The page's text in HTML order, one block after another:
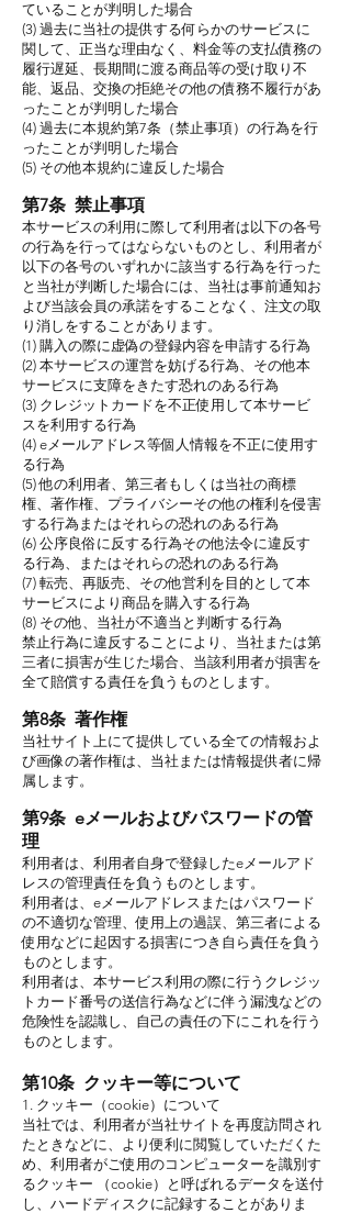
ていることが判明した場合
(3) 過去に当社の提供する何らかのサービスに
関して、正当な理由なく、料金等の支払債務の
履行遅延、長期間に渡る商品等の受け取り不
能、返品、交換の拒絶その他の債務不履行があ
ったことが判明した場合
(4) 過去に本規約第7条（禁止事項）の行為を行
ったことが判明した場合
(5) その他本規約に違反した場合
第7条 禁止事項
本サービスの利用に際して利用者は以下の各号
の行為を行ってはならないものとし、利用者が
以下の各号のいずれかに該当する行為を行った
と当社が判断した場合には、当社は事前通知お
よび当該会員の承諾をすることなく、注文の取
り消しをすることがあります。
(1) 購入の際に虚偽の登録内容を申請する行為
(2) 本サービスの運営を妨げる行為、その他本
サービスに支障をきたす恐れのある行為
(3) クレジットカードを不正使用して本サービ
スを利用する行為
(4) eメールアドレス等個人情報を不正に使用す
る行為
(5) 他の利用者、第三者もしくは当社の商標
権、著作権、プライバシーその他の権利を侵害
する行為またはそれらの恐れのある行為
(6) 公序良俗に反する行為その他法令に違反す
る行為、またはそれらの恐れのある行為
(7) 転売、再販売、その他営利を目的として本
サービスにより商品を購入する行為
(8) その他、当社が不適当と判断する行為
禁止行為に違反することにより、当社または第
三者に損害が生じた場合、当該利用者が損害を
全て賠償する責任を負うものとします。
第8条 著作権
当社サイト上にて提供している全ての情報およ
び画像の著作権は、当社または情報提供者に帰
属します。
第9条 eメールおよびパスワードの管
理
利用者は、利用者自身で登録したeメールアド
レスの管理責任を負うものとします。
利用者は、eメールアドレスまたはパスワード
の不適切な管理、使用上の過誤、第三者による
使用などに起因する損害につき自ら責任を負う
ものとします。
利用者は、本サービス利用の際に行うクレジッ
トカード番号の送信行為などに伴う漏洩などの
危険性を認識し、自己の責任の下にこれを行う
ものとします。
第10条 クッキー等について
1. クッキー（cookie）について
当社では、利用者が当社サイトを再度訪問され
たときなどに、より便利に閲覧していただくた
め、利用者がご使用のコンピューターを識別す
るクッキー （cookie）と呼ばれるデータを送付
し、ハードディスクに記録することがありま